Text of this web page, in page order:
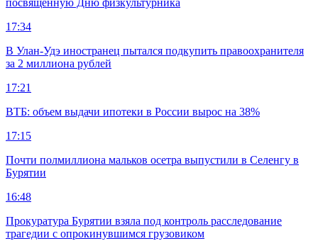
посвящённую Дню физкультурника
17:34
В Улан-Удэ иностранец пытался подкупить правоохранителя
за 2 миллиона рублей
17:21
ВТБ: объем выдачи ипотеки в России вырос на 38%
17:15
Почти полмиллиона мальков осетра выпустили в Селенгу в
Бурятии
16:48
Прокуратура Бурятии взяла под контроль расследование
трагедии с опрокинувшимся грузовиком